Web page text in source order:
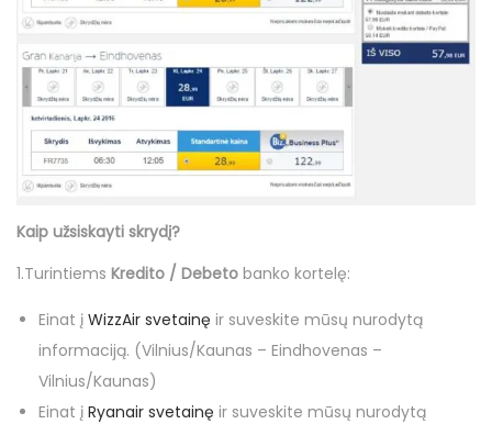
Kaip užsiskayti skrydį?
1.Turintiems Kredito / Debeto banko kortelę:
Einat į WizzAir svetainę ir suveskite mūsų nurodytą
informaciją. (Vilnius/Kaunas – Eindhovenas –
Vilnius/Kaunas)
Einat į Ryanair svetainę ir suveskite mūsų nurodytą